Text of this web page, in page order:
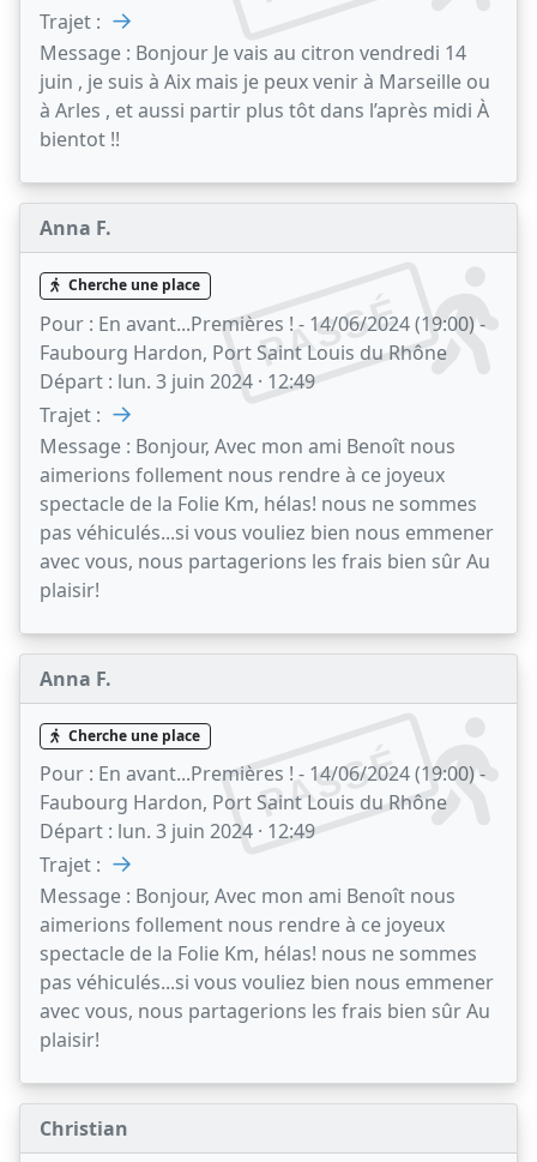
Trajet : →
Message : Bonjour Je vais au citron vendredi 14
juin , je suis à Aix mais je peux venir à Marseille ou
à Arles , et aussi partir plus tôt dans l’après midi À
bientot !!
Anna F.
PASSÉ
Cherche une place
Pour : En avant...Premières ! - 14/06/2024 (19:00) -
Faubourg Hardon, Port Saint Louis du Rhône
Départ : lun. 3 juin 2024 · 12:49
Trajet : →
Message : Bonjour, Avec mon ami Benoît nous
aimerions follement nous rendre à ce joyeux
spectacle de la Folie Km, hélas! nous ne sommes
pas véhiculés...si vous vouliez bien nous emmener
avec vous, nous partagerions les frais bien sûr Au
plaisir!
Anna F.
PASSÉ
Cherche une place
Pour : En avant...Premières ! - 14/06/2024 (19:00) -
Faubourg Hardon, Port Saint Louis du Rhône
Départ : lun. 3 juin 2024 · 12:49
Trajet : →
Message : Bonjour, Avec mon ami Benoît nous
aimerions follement nous rendre à ce joyeux
spectacle de la Folie Km, hélas! nous ne sommes
pas véhiculés...si vous vouliez bien nous emmener
avec vous, nous partagerions les frais bien sûr Au
plaisir!
Christian